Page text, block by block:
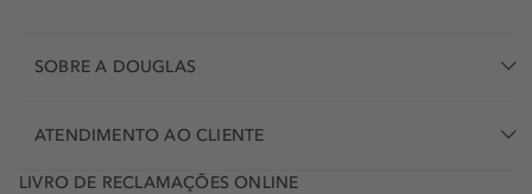
SOBRE A DOUGLAS
ATENDIMENTO AO CLIENTE
LIVRO DE RECLAMAÇÕES ONLINE